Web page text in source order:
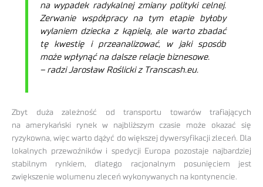
na wypadek radykalnej zmiany polityki celnej.
Zerwanie współpracy na tym etapie byłoby
wylaniem dziecka z kąpielą, ale warto zbadać
tę kwestię i przeanalizować, w jaki sposób
może wpłynąć na dalsze relacje biznesowe.
– radzi Jarosław Roślicki z Transcash.eu.
Zbyt duża zależność od transportu towarów trafiających
na amerykański rynek w najbliższym czasie może okazać się
ryzykowna, więc warto dążyć do większej dywersyfikacji zleceń. Dla
lokalnych przewoźników i spedycji Europa pozostaje najbardziej
stabilnym rynkiem, dlatego racjonalnym posunięciem jest
zwiększenie wolumenu zleceń wykonywanych na kontynencie.